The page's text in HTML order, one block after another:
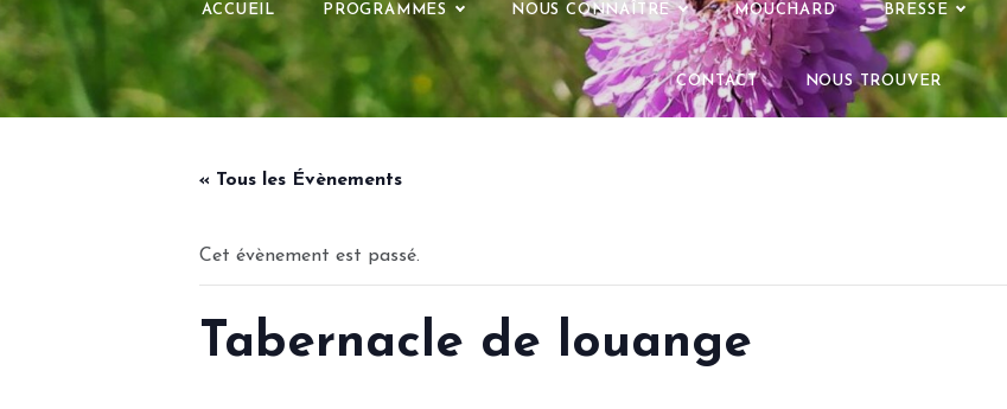
ACCUEIL PROGRAMMES NOUS CONNAÎTRE MOUCHARD BRESSE
CONTACT NOUS TROUVER
« Tous les Évènements
Cet évènement est passé.
Tabernacle de louange